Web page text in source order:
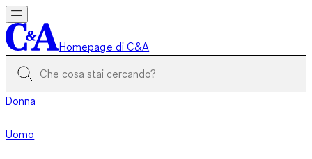
Homepage di C&A
Donna
Uomo